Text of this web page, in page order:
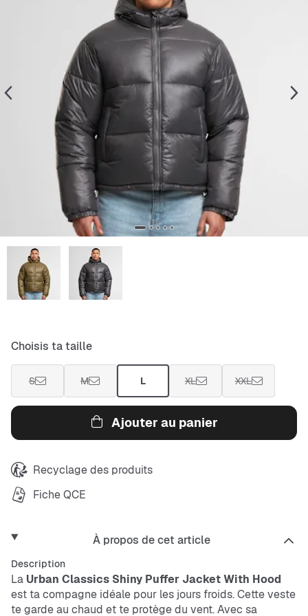
Choisis ta taille
S M L XL XXL
Ajouter au panier
Recyclage des produits
Fiche QCE
À propos de cet article
Description
La Urban Classics Shiny Puffer Jacket With Hood
est ta compagne idéale pour les jours froids. Cette veste
te garde au chaud et te protège du vent. Avec sa